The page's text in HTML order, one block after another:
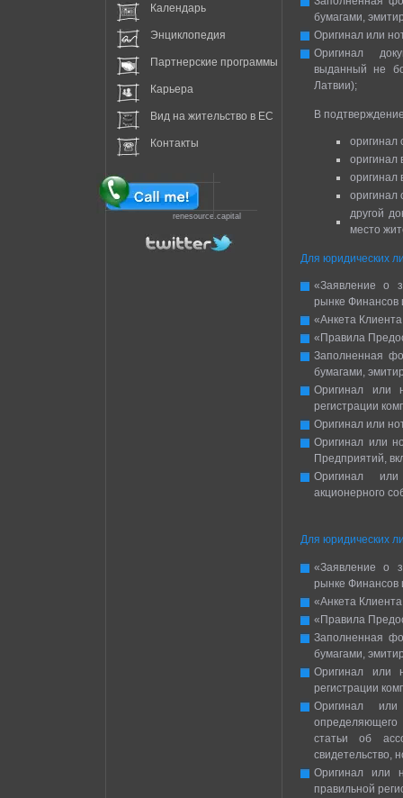
бумагами,
Оригинал или
Оригинал
выданный не
Латвии);
В
оригинал
оригинал
оригинал
оригинал
другой
место
Для юридических
«Заявление о
рынке Финансов
«Анкета
«Правила
Заполненная
бумагами,
Оригинал или
регистрации
Оригинал или
Оригинал или
Предприятий,
Оригинал
акционерного
Для юридических
«Заявление о
рынке Финансов
«Анкета
«Правила
Заполненная
бумагами,
Оригинал или
регистрации
Оригинал или
определяющего
статьи об
свидетельство,
Оригинал или
правильной
Календарь
Энциклопедия
Партнерские программы
Карьера
Вид на жительство в EC
Контакты
renesource.capital